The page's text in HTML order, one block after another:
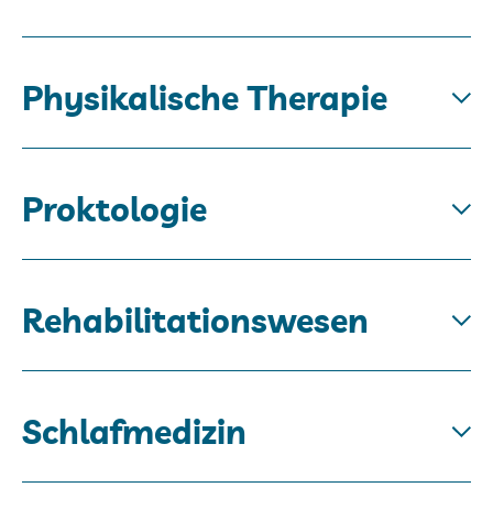
Physikalische Therapie
Proktologie
Rehabilitationswesen
Schlafmedizin